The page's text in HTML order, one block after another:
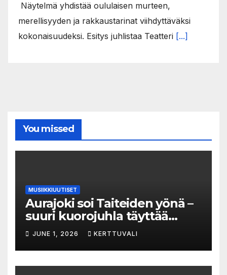
Näytelmä yhdistää oululaisen murteen,
merellisyyden ja rakkaustarinat viihdyttäväksi
kokonaisuudeksi. Esitys juhlistaa Teatteri [...]
You missed
MUSIIKKIUUTISET
Aurajoki soi Taiteiden yönä –
suuri kuorojuhla täyttää
jokirannan musiikilla
JUNE 1, 2026 KERTTUVALI